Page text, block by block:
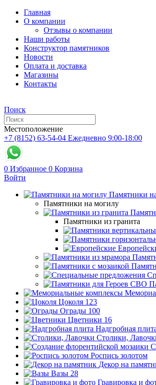
Главная
О компании
Отзывы о компании
Наши работы
Конструктор памятников
Новости
Оплата и доставка
Магазины
Контакты
Поиск
Местоположение
+7 (8152) 63-54-04 Ежедневно 9:00-18:00
0 Избранное 0 Корзина
Войти
Памятники
Памятники на могилу
Памятники из гранита
Цоколя 123
Ограды 100
Цветники 16
Надгробная
Столики,
Роспись золотом
Декор на
Вазы 28
Гравировка и